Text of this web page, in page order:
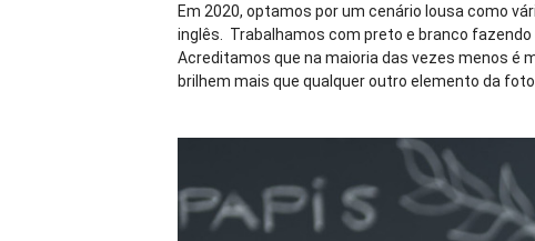
Em 2020, optamos por um cenário lousa como
inglês. Trabalhamos com preto e branco
Acreditamos que na maioria das vezes menos é
brilhem mais que qualquer outro elemento da foto.